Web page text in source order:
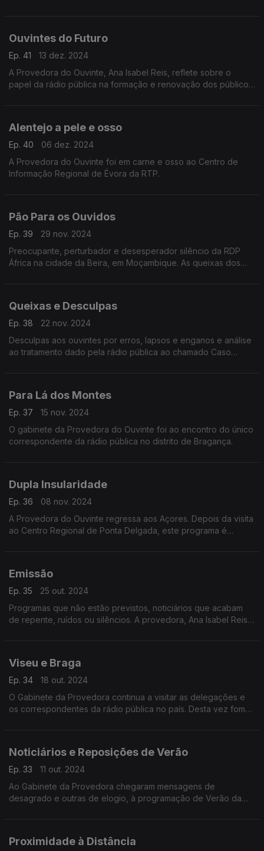
Ouvintes do Futuro
Ep. 41
13 dez. 2024
A Provedora do Ouvinte, Ana Isabel Reis, reflete sobre o
papel da rádio pública na formação e renovação dos públicos
Alentejo a pele e osso
Ep. 40
06 dez. 2024
A Provedora do Ouvinte foi em carne e osso ao Centro de
Informação Regional de Évora da RTP.
Pão Para os Ouvidos
Ep. 39
29 nov. 2024
Preocupante, perturbador e desesperador silêncio da RDP
África na cidade da Beira, em Moçambique. As queixas dos
Queixas e Desculpas
Ep. 38
22 nov. 2024
Desculpas aos ouvintes por erros, lapsos e enganos e análise
ao tratamento dado pela rádio pública ao chamado Caso
Para Lá dos Montes
Ep. 37
15 nov. 2024
O gabinete da Provedora do Ouvinte foi ao encontro do único
correspondente da rádio pública no distrito de Bragança.
Dupla Insularidade
Ep. 36
08 nov. 2024
A Provedora do Ouvinte regressa aos Açores. Depois da visita
ao Centro Regional de Ponta Delgada, este programa é
Emissão
Ep. 35
25 out. 2024
Programas que não estão previstos, noticiários que acabam
de repente, ruídos ou silêncios. A provedora, Ana Isabel Reis,
Viseu e Braga
Ep. 34
18 out. 2024
O Gabinete da Provedora continua a visitar as delegações e
os correspondentes da rádio pública no país. Desta vez fomos
Noticiários e Reposições de Verão
Ep. 33
11 out. 2024
Ao Gabinete da Provedora chegaram mensagens de
desagrado e outras de elogio, à programação de Verão da
Proximidade à Distância